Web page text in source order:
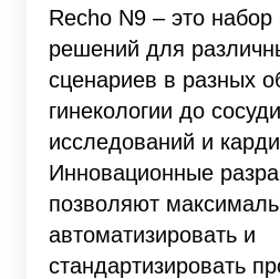
Recho N9 – это
решений для
сценариев в разных
гинекологии до
исследований и
Инновационные
позволяют
автоматизировать и
стандартизировать